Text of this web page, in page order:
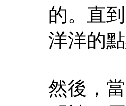
的。直
洋洋的點
然後，